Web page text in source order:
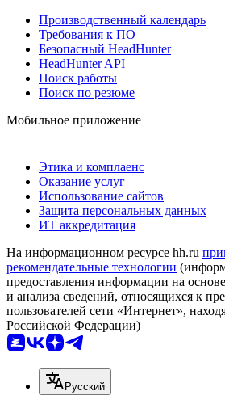
Производственный календарь
Требования к ПО
Безопасный HeadHunter
HeadHunter API
Поиск работы
Поиск по резюме
Мобильное приложение
Этика и комплаенс
Оказание услуг
Использование сайтов
Защита персональных данных
ИТ аккредитация
На информационном ресурсе hh.ru
рекомендательные технологии
предоставления информации на
и анализа сведений, относящихся к
пользователей сети «Интернет»,
Российской Федерации)
Русский